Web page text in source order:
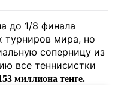
до 1/8 финала
турниров мира, но
соперницу из
все теннисистки
миллиона тенге.